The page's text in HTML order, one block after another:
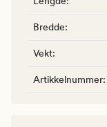
Bredde:
Vekt:
Artikkelnummer: